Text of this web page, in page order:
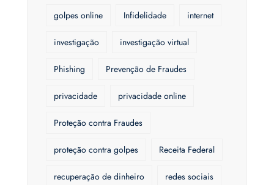
golpes online Infidelidade internet
investigação investigação virtual
Phishing Prevenção de Fraudes
privacidade privacidade online
Proteção contra Fraudes
proteção contra golpes Receita Federal
recuperação de dinheiro redes sociais